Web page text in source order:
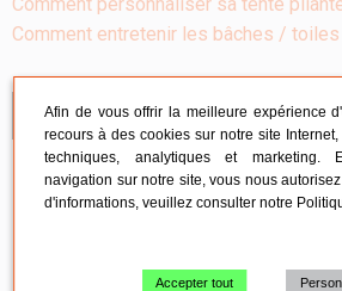
Comment entretenir les bâches / toiles
NOS SERVICES
Qualité PRO à prix entrepôt
Stock permanent
Afin de vous offrir la meilleure expérience
recours à des cookies sur notre site
techniques, analytiques et marketing.
navigation sur notre site, vous nous
d'informations, veuillez consulter notre
Accepter tout